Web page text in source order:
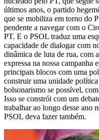
últimos anos, o partido
que se mobiliza em torno do
pendente a navegar com o
PT. E o PSOL traduz uma
capacidade de dialogar com
dinâmica de luta de rua, com
expressa na nossa campanha
principais blocos com uma
construir uma unidade política
bolsonarismo se possível,
Isso se constrói com um
trabalhar ao longo desse ano
PSOL deva fazer também.